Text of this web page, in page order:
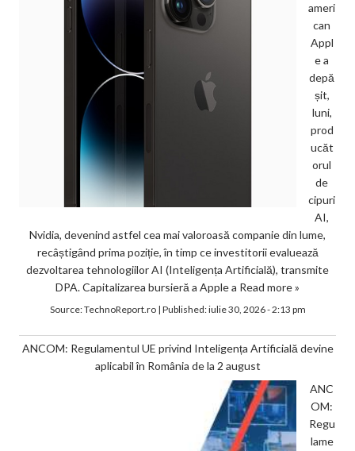
ameri
can
Appl
e a
depă
șit,
luni,
prod
ucăt
orul
de
cipuri
AI,
Nvidia, devenind astfel cea mai valoroasă companie din lume,
recâștigând prima poziție, în timp ce investitorii evaluează
dezvoltarea tehnologiilor AI (Inteligența Artificială), transmite
DPA. Capitalizarea bursieră a Apple a Read more »
Source:TechnoReport.ro| Published:iulie 30, 2026 - 2:13 pm
ANCOM: Regulamentul UE privind Inteligența Artificială devine
aplicabil în România de la 2 august
ANC
OM:
Regu
lame